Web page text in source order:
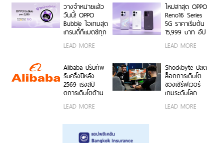
กล้องมุมกว้าง
พิเศษ 50MP
0.6x เก็บทุก
โมเมนต์ โดดเด่น
0.6x ถ่ายคนสวย
สีผิวเป็น
ธรรมชาติทั้งภาพ
นิ่งและวิดีโอ ใน
ราคาเริ่มต้นเพียง
15,999 บาท
สมนาคุณสุดคุ้ม
ค่า!
วางจำหน่ายแล้ว
วันนี้! OPPO
Bubble ไอเทมสุด
เทรนดี้ที่แมตช์ทุก
คุณสมบัติเด่น ใช้
งานได้ทั้งบนสมา
ร์ตโฟน OPPO
และระบบ iOS ใน
ราคา 2,999 บาท
LEAD MORE
ใหม่ล่าสุด OPPO
Reno16 Series
5G ราคาเริ่มต้น
15,999 บาท อัป
กว้างพิเศษ
สวยทั้งภาพและ
วิดีโอ พร้อม
ดีไซน์ดวงดาว 3
มิติ ครั้งแรกใน
LEAD MORE
Alibaba ปรับทัพ
รับครึ่งปีหลัง
2569 เร่งสปี
ดการเติบโตด้าน
ขององค์กร
และการขยาย
โครงสร้างพื้นฐาน
LEAD MORE
Shockbyte ปลด
ล็อกการเติบโต
ของเซิร์ฟเวอร์
เกมระดับโลก
เซิร์ฟเวอร์
LEAD MORE